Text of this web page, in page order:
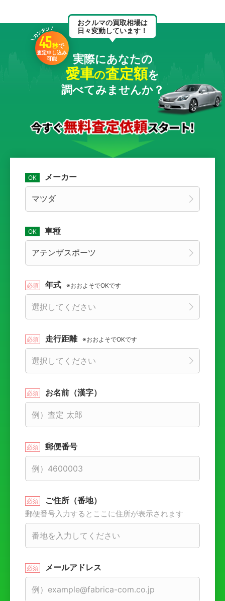
おクルマの買取相場は
日々変動しています！
45秒で
査定申し込み
可能
実際にあなたの
愛車の査定額を
調べてみませんか？
メーカー
車種
年式 ※おおよそでOKです
走行距離 ※おおよそでOKです
お名前（漢字）
郵便番号
ご住所（番地）
郵便番号入力するとここに住所が表示されます
メールアドレス